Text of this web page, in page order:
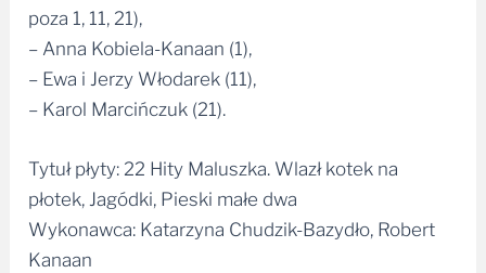
poza 1, 11, 21),
– Anna Kobiela-Kanaan (1),
– Ewa i Jerzy Włodarek (11),
– Karol Marcińczuk (21).
Tytuł płyty: 22 Hity Maluszka. Wlazł kotek na
płotek, Jagódki, Pieski małe dwa
Wykonawca: Katarzyna Chudzik-Bazydło, Robert
Kanaan